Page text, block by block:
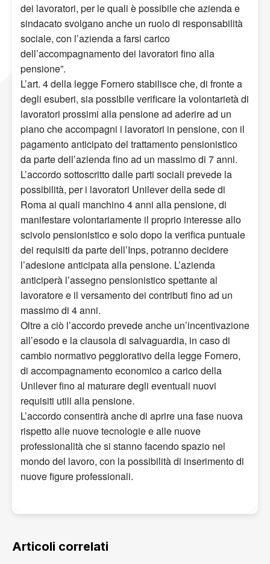
dei lavoratori, per le quali è possibile che azienda e
sindacato svolgano anche un ruolo di responsabilità
sociale, con l’azienda a farsi carico
dell’accompagnamento dei lavoratori fino alla
pensione”.
L’art. 4 della legge Fornero stabilisce che, di fronte a
degli esuberi, sia possibile verificare la volontarietà di
lavoratori prossimi alla pensione ad aderire ad un
piano che accompagni i lavoratori in pensione, con il
pagamento anticipato del trattamento pensionistico
da parte dell’azienda fino ad un massimo di 7 anni.
L’accordo sottoscritto dalle parti sociali prevede la
possibilità, per i lavoratori Unilever della sede di
Roma ai quali manchino 4 anni alla pensione, di
manifestare volontariamente il proprio interesse allo
scivolo pensionistico e solo dopo la verifica puntuale
dei requisiti da parte dell’Inps, potranno decidere
l’adesione anticipata alla pensione. L’azienda
anticiperà l’assegno pensionistico spettante al
lavoratore e il versamento dei contributi fino ad un
massimo di 4 anni.
Oltre a ciò l’accordo prevede anche un’incentivazione
all’esodo e la clausola di salvaguardia, in caso di
cambio normativo peggiorativo della legge Fornero,
di accompagnamento economico a carico della
Unilever fino al maturare degli eventuali nuovi
requisiti utili alla pensione.
L’accordo consentirà anche di aprire una fase nuova
rispetto alle nuove tecnologie e alle nuove
professionalità che si stanno facendo spazio nel
mondo del lavoro, con la possibilità di inserimento di
nuove figure professionali.
Articoli correlati